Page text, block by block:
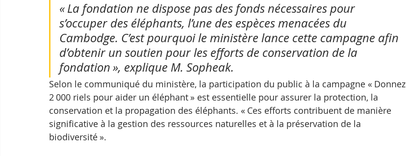
« La fondation ne dispose pas des fonds nécessaires pour
s’occuper des éléphants, l’une des espèces menacées du
Cambodge. C’est pourquoi le ministère lance cette campagne afin
d’obtenir un soutien pour les efforts de conservation de la
fondation », explique M. Sopheak.
Selon le communiqué du ministère, la participation du public à la campagne « Donnez
2 000 riels pour aider un éléphant » est essentielle pour assurer la protection, la
conservation et la propagation des éléphants. « Ces efforts contribuent de manière
significative à la gestion des ressources naturelles et à la préservation de la
biodiversité ».